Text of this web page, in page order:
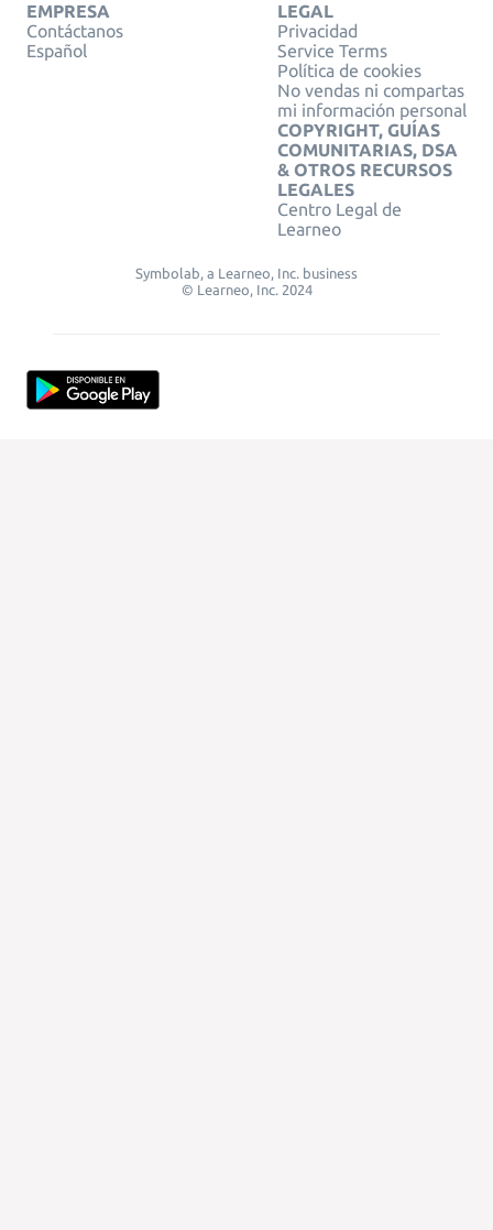
EMPRESA
Contáctanos
Español
LEGAL
Privacidad
Service Terms
Política de cookies
No vendas ni compartas
mi información personal
COPYRIGHT, GUÍAS
COMUNITARIAS, DSA
& OTROS RECURSOS
LEGALES
Centro Legal de
Learneo
Symbolab, a Learneo, Inc. business
© Learneo, Inc. 2024